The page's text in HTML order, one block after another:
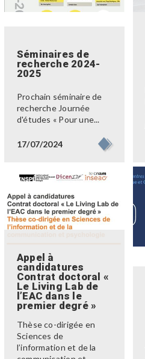
Séminaires de
recherche 2024-
2025
Prochain séminaire de
recherche Journée
d'études « Pour une...
17/07/2024
Appel à
candidatures
Contrat doctoral «
Le Living Lab de
l’EAC dans le
premier degré »
Thèse co-dirigée en
Sciences de
l’information et de la